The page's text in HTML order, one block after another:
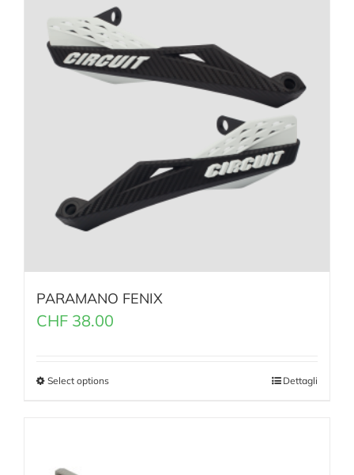
PARAMANO FENIX
CHF 38.00
Select options Dettagli